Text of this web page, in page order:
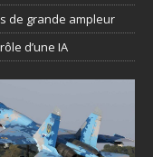
de grande ampleur
d’une IA